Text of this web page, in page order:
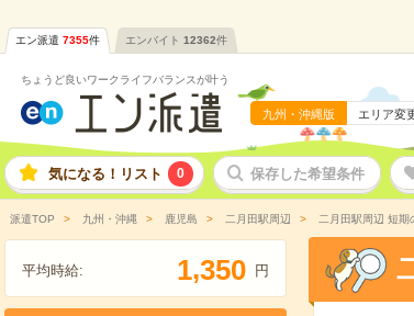
エン派遣 7355件 エンバイト 12362件
ちょうど良いワークライフバランスが叶う
九州・沖縄版 エリア変
気になる！リスト 0 保存した希望条件
派遣TOP 九州・沖縄 鹿児島 二月田駅周辺 二月田駅周辺 短期
平均時給: 1,350 円